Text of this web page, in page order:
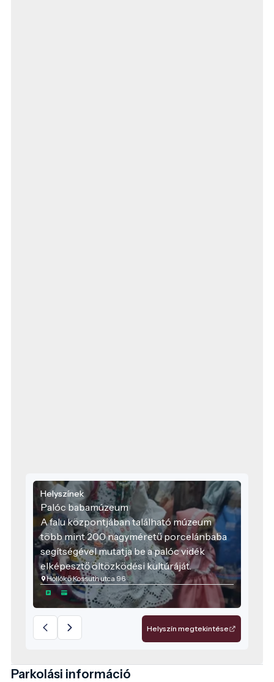
Helyszínek
Palóc babamúzeum
A falu központjában található múzeum
több mint 200 nagyméretű porcelánbaba
segítségével mutatja be a palóc vidék
elképesztő öltözködési kultúráját.
Hollókő Kossuth utca 96
Helyszín megtekintése
Parkolási információ